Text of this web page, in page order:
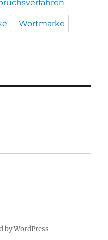
Wortmarke
by WordPress